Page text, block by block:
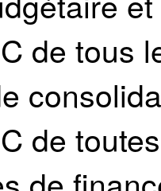
de tous
de